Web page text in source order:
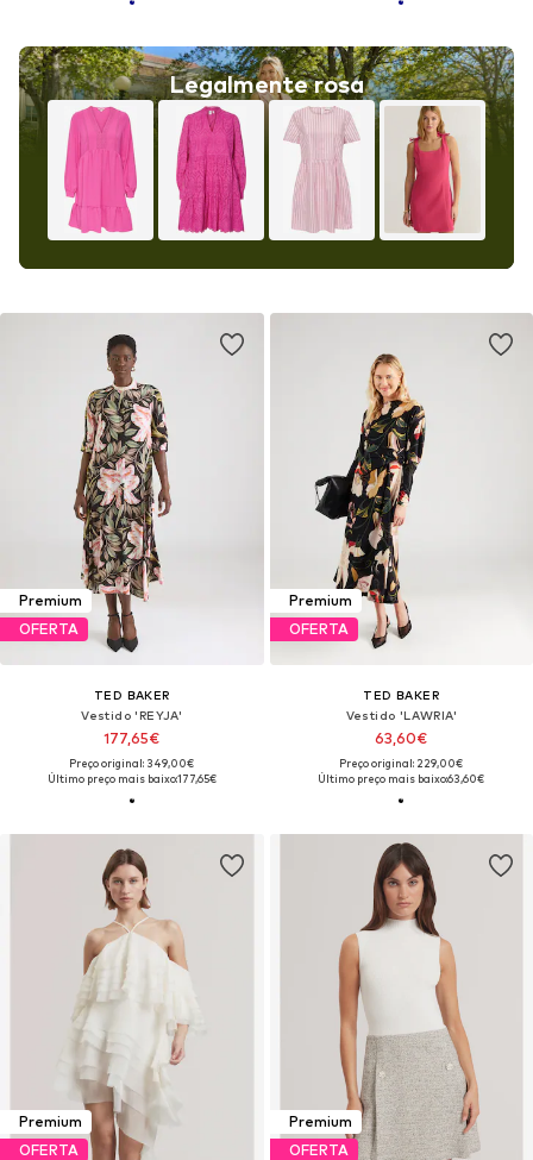
Legalmente rosa
Premium
OFERTA
TED BAKER
Vestido 'REYJA'
177,65€
Preço original: 349,00€
Último preço mais baixo:177,65€
Premium
OFERTA
TED BAKER
Vestido 'LAWRIA'
63,60€
Preço original: 229,00€
Último preço mais baixo:63,60€
Premium
OFERTA
Premium
OFERTA